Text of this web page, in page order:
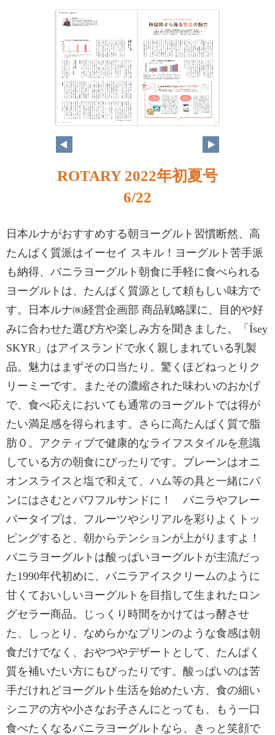
ROTARY 2022年初夏号
6/22
日本ルナがおすすめする朝ヨーグルト習慣断然、高
たんぱく質派はイーセイ スキル！ヨーグルト苦手派
も納得、バニラヨーグルト朝食に手軽に食べられる
ヨーグルトは、たんぱく質源として頼もしい味方で
す。日本ルナ㈱経営企画部 商品戦略課に、目的や好
みに合わせた選び方や楽しみ方を聞きました。「Ísey
SKYR」はアイスランドで永く親しまれている乳製
品。魅力はまずその口当たり。驚くほどねっとりク
リーミーです。またその濃縮された味わいのおかげ
で、食べ応えにおいても通常のヨーグルトでは得が
たい満足感を得られます。さらに高たんぱく質で脂
肪０。アクティブで健康的なライフスタイルを意識
している方の朝食にぴったりです。プレーンはオニ
オンスライスと塩で和えて、ハム等の具と一緒にパ
ンにはさむとパワフルサンドに！ バニラやフレー
バータイプは、フルーツやシリアルを彩りよくトッ
ピングすると、朝からテンションが上がりますよ！
バニラヨーグルトは酸っぱいヨーグルトが主流だっ
た1990年代初めに、バニラアイスクリームのように
甘くておいしいヨーグルトを目指して生まれたロン
グセラー商品。じっくり時間をかけてはっ酵させ
た、しっとり、なめらかなプリンのような食感は朝
食だけでなく、おやつやデザートとして、たんぱく
質を補いたい方にもぴったりです。酸っぱいのは苦
手だけれどヨーグルト生活を始めたい方、食の細い
シニアの方や小さなお子さんにとっても、もう一口
食べたくなるバニラヨーグルトなら、きっと笑顔で